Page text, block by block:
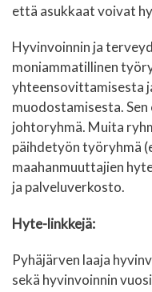
että asukkaat voivat
Hyvinvoinnin ja
moniammatillinen
yhteensovittamisesta
muodostamisesta.
johtoryhmä. Muita
päihdetyön työryhmä
maahanmuuttajien
ja palveluverkosto.
Hyte-linkkejä:
Pyhäjärven laaja
sekä hyvinvoinnin